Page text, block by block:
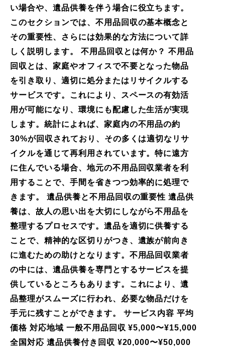
い場合や、遺品供養を伴う場合に役立ちます。
このセクションでは、不用品回収の基本概念と
その重要性、さらには効果的な方法について詳
しく説明します。 不用品回収とは何か？ 不用品
回収とは、家庭やオフィスで不要となった物品
を引き取り、適切に処分またはリサイクルする
サービスです。これにより、スペースの有効活
用が可能になり、環境にも配慮した生活が実現
します。統計によれば、家庭内の不用品の約
30%が回収されており、その多くは適切なリサ
イクルを通じて再利用されています。特に遠方
に住んでいる場合、地元の不用品回収業者を利
用することで、手間を省きつつ効率的に処理で
きます。 遺品供養と不用品回収の重要性 遺品供
養は、故人の思い出を大切にしながら不用品を
整理するプロセスです。遺品を適切に供養する
ことで、精神的な区切りがつき、遺族が前向き
に進むための助けとなります。不用品回収業者
の中には、遺品供養を専門とするサービスを提
供しているところもあります。これにより、遺
品整理がスムーズに行われ、必要な物品だけを
手元に残すことができます。 サービス内容 平均
価格 対応地域 一般不用品回収 ¥5,000〜¥15,000
全国対応 遺品供養付き回収 ¥20,000〜¥50,000